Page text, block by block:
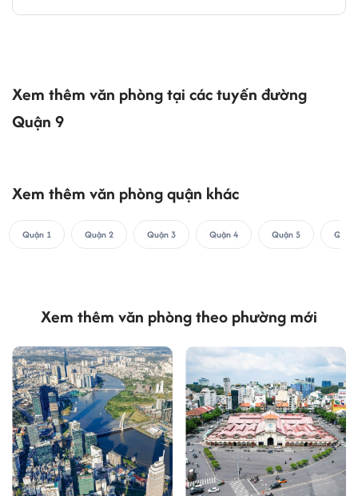
Xem thêm văn phòng tại các tuyến đường
Quận 9
Xem thêm văn phòng quận khác
Quận 1 Quận 2 Quận 3 Quận 4 Quận 5 Quận
Xem thêm văn phòng theo phường mới